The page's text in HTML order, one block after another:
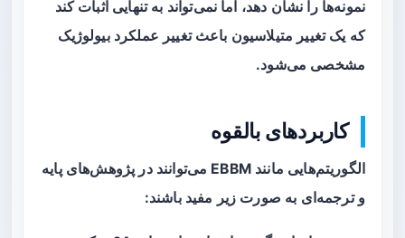
نمونه‌ها را نشان دهد، اما نمی‌تواند به تنهایی اثبات کند
که یک تغییر متیلاسیون باعث تغییر عملکرد بیولوژیک
مشخصی می‌شود.
کاربردهای بالقوه
الگوریتم‌هایی مانند EBBM می‌توانند در پژوهش‌های پایه
و ترجمه‌ای به صورت زیر مفید باشند: